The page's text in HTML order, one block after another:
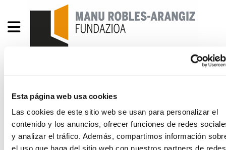
Esta página web usa cookies
Las cookies de este sitio web se usan para personalizar el
contenido y los anuncios, ofrecer funciones de redes
y analizar el tráfico. Además, compartimos información
hainbat erronka